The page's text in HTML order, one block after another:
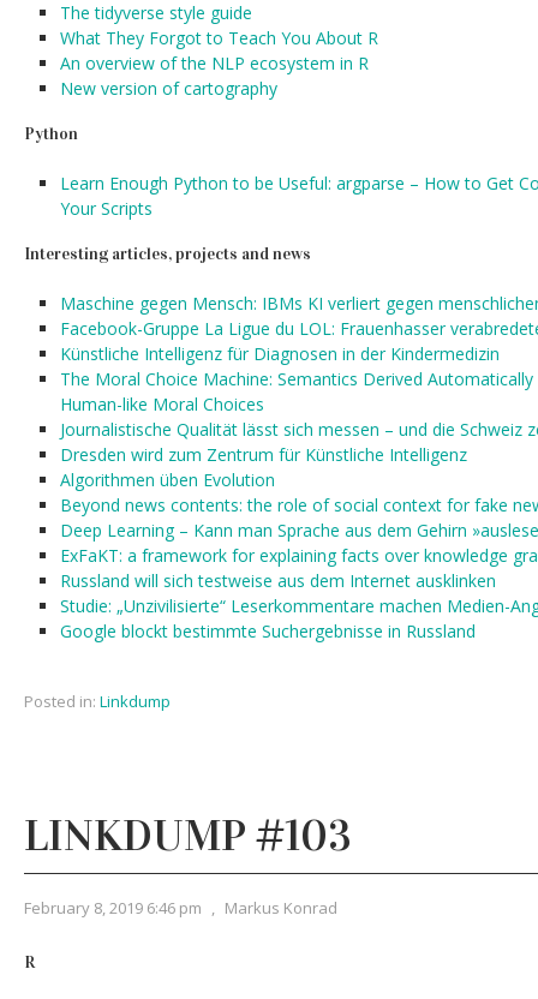
The tidyverse style guide
What They Forgot to Teach You About R
An overview of the NLP ecosystem in R
New version of cartography
Python
Learn Enough Python to be Useful: argparse – How to Get
Your Scripts
Interesting articles, projects and news
Maschine gegen Mensch: IBMs KI verliert gegen
Facebook-Gruppe La Ligue du LOL: Frauenhasser
Künstliche Intelligenz für Diagnosen in der Kindermedizin
The Moral Choice Machine: Semantics Derived
Human-like Moral Choices
Journalistische Qualität lässt sich messen – und die Schweiz
Dresden wird zum Zentrum für Künstliche Intelligenz
Algorithmen üben Evolution
Beyond news contents: the role of social context for fake
Deep Learning – Kann man Sprache aus dem Gehirn
ExFaKT: a framework for explaining facts over knowledge
Russland will sich testweise aus dem Internet ausklinken
Studie: „Unzivilisierte“ Leserkommentare machen Medien-
Google blockt bestimmte Suchergebnisse in Russland
Posted in: Linkdump
LINKDUMP #103
February 8, 2019 6:46 pm , Markus Konrad
R